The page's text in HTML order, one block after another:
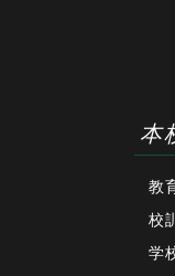
本
教
校
学